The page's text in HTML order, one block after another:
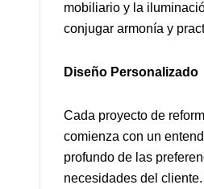
mobiliario y la
conjugar armonía y
Diseño Personalizado
Cada proyecto de
comienza con un
profundo de las
necesidades del